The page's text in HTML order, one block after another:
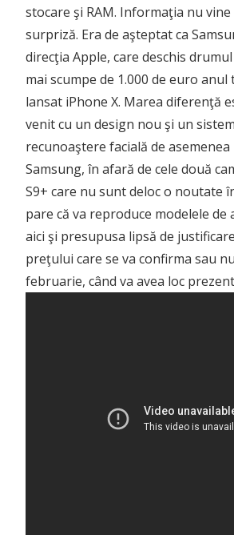
stocare şi RAM. Informaţia nu
surpriză. Era de aşteptat ca
direcţia Apple, care deschis
mai scumpe de 1.000 de euro anul
lansat iPhone X. Marea diferenţă
venit cu un design nou şi un
recunoaştere facială de
Samsung, în afară de cele două
S9+ care nu sunt deloc o noutate
pare că va reproduce modelele de
aici şi presupusa lipsă de
preţului care se va confirma sau
februarie, când va avea loc